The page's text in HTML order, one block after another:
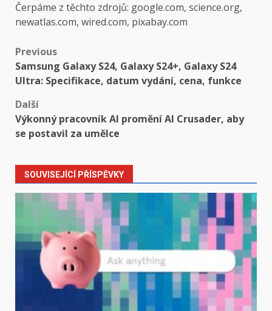
Čerpáme z těchto zdrojů: google.com, science.org,
newatlas.com, wired.com, pixabay.com
Post
navigation
Previous
Samsung Galaxy S24, Galaxy S24+, Galaxy S24
Ultra: Specifikace, datum vydání, cena, funkce
Další
Výkonný pracovník AI promění AI Crusader, aby
se postavil za umělce
SOUVISEJÍCÍ PŘÍSPĚVKY